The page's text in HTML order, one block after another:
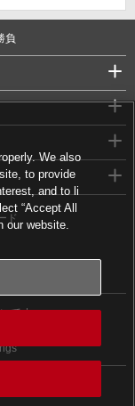
負
ド
て
We also
to provide
and to li
“Accept All
our website.